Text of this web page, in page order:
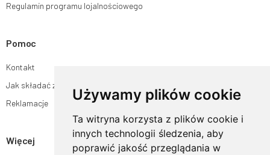
Używamy plików cookie
Ta witryna korzysta z plików cookie i
innych technologii śledzenia, aby
poprawić jakość przeglądania w
Regulamin programu lojalnościowego
Pomoc
Kontakt
Jak składać zamówienia w sklepie ogrodyhildegardy.pl?
Reklamacje
Więcej